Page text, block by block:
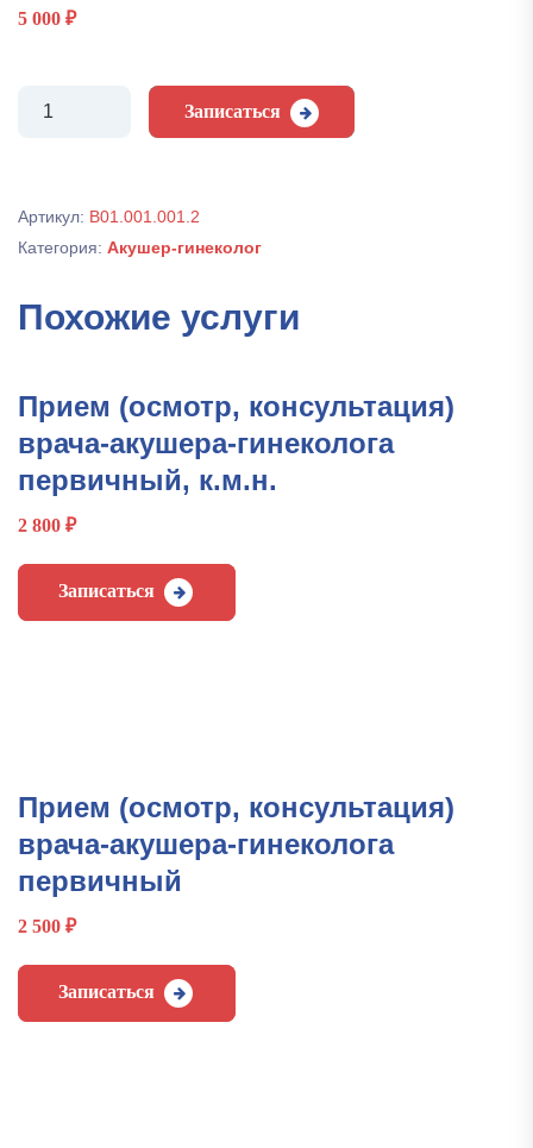
5 000 ₽
Прием
акушера-
гинеколога
д.м.н./
профессора
Записаться
Артикул: В01.001.001.2
Категория: Акушер-гинеколог
Похожие услуги
Прием (осмотр, консультация)
врача-акушера-гинеколога
первичный, к.м.н.
2 800 ₽
Записаться
Прием (осмотр, консультация)
врача-акушера-гинеколога
первичный
2 500 ₽
Записаться